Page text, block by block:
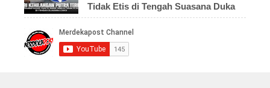
Tidak Etis di Tengah Suasana Duka